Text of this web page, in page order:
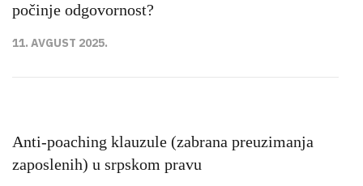
počinje odgovornost?
11. AVGUST 2025.
Anti-poaching klauzule (zabrana preuzimanja
zaposlenih) u srpskom pravu